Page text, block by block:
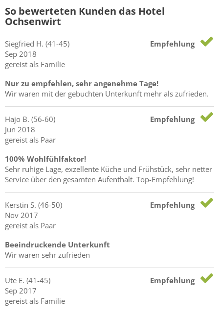
So bewerteten Kunden das Hotel
Ochsenwirt
Siegfried H. (41-45)
Sep 2018
gereist als Familie
Empfehlung
Nur zu empfehlen, sehr angenehme Tage!
Wir waren mit der gebuchten Unterkunft mehr als zufrieden.
Hajo B. (56-60)
Jun 2018
gereist als Paar
Empfehlung
100% Wohlfühlfaktor!
Sehr ruhige Lage, exzellente Küche und Frühstück, sehr netter
Service über den gesamten Aufenthalt. Top-Empfehlung!
Kerstin S. (46-50)
Nov 2017
gereist als Paar
Empfehlung
Beeindruckende Unterkunft
Wir waren sehr zufrieden
Ute E. (41-45)
Sep 2017
gereist als Familie
Empfehlung